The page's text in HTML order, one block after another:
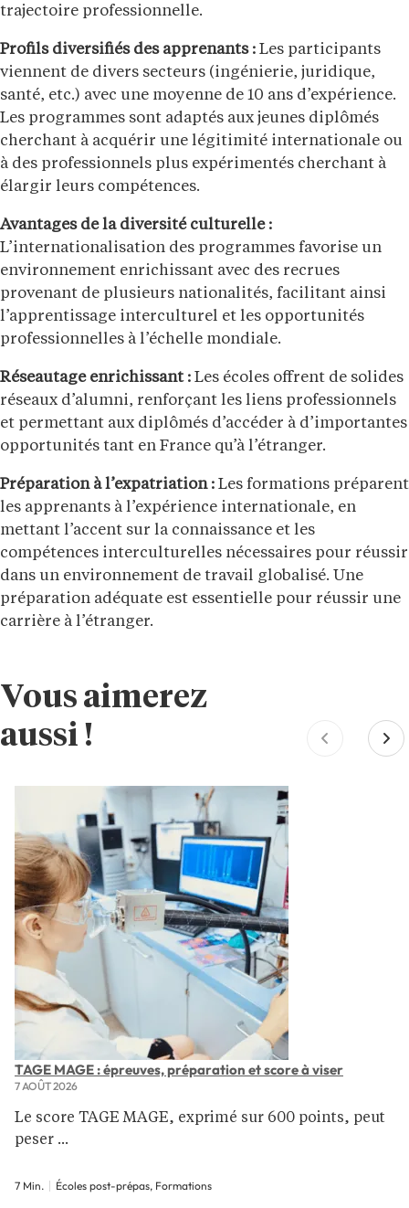
trajectoire professionnelle.
Profils diversifiés des apprenants : Les participants
viennent de divers secteurs (ingénierie, juridique,
santé, etc.) avec une moyenne de 10 ans d’expérience.
Les programmes sont adaptés aux jeunes diplômés
cherchant à acquérir une légitimité internationale ou
à des professionnels plus expérimentés cherchant à
élargir leurs compétences.
Avantages de la diversité culturelle :
L’internationalisation des programmes favorise un
environnement enrichissant avec des recrues
provenant de plusieurs nationalités, facilitant ainsi
l’apprentissage interculturel et les opportunités
professionnelles à l’échelle mondiale.
Réseautage enrichissant : Les écoles offrent de solides
réseaux d’alumni, renforçant les liens professionnels
et permettant aux diplômés d’accéder à d’importantes
opportunités tant en France qu’à l’étranger.
Préparation à l’expatriation : Les formations préparent
les apprenants à l’expérience internationale, en
mettant l’accent sur la connaissance et les
compétences interculturelles nécessaires pour réussir
dans un environnement de travail globalisé. Une
préparation adéquate est essentielle pour réussir une
carrière à l’étranger.
Vous aimerez
aussi !
TAGE MAGE : épreuves, préparation et score à viser
7 AOÛT 2026
Le score TAGE MAGE, exprimé sur 600 points, peut
peser ...
7 Min. Écoles post-prépas, Formations